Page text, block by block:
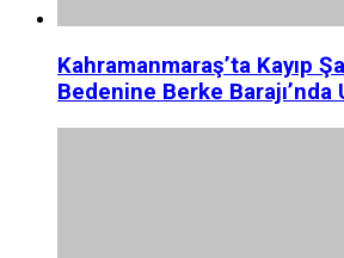
Kahramanmaraş’ta Kayıp
Bedenine Berke Barajı’nda